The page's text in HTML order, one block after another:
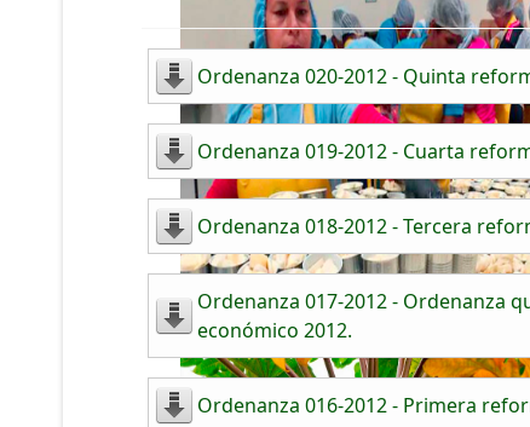
Ordenanza 020-2012 - Quinta
Ordenanza 019-2012 - Cuarta
Ordenanza 018-2012 - Tercera
Ordenanza 017-2012 - Ordenanza
económico 2012.
Ordenanza 016-2012 - Primera